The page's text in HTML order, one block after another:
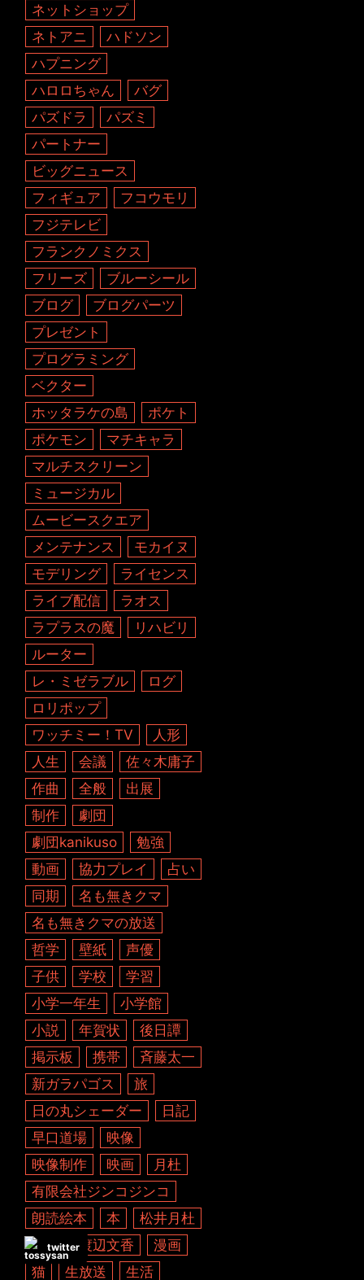
ネットショップ
ネトアニ
ハドソン
ハプニング
ハロロちゃん
バグ
パズドラ
パズミ
パートナー
ビッグニュース
フィギュア
フコウモリ
フジテレビ
フランクノミクス
フリーズ
ブルーシール
ブログ
ブログパーツ
プレゼント
プログラミング
ベクター
ホッタラケの島
ポケト
ポケモン
マチキャラ
マルチスクリーン
ミュージカル
ムービースクエア
メンテナンス
モカイヌ
モデリング
ライセンス
ライブ配信
ラオス
ラプラスの魔
リハビリ
ルーター
レ・ミゼラブル
ログ
ロリポップ
ワッチミー！TV
人形
人生
会議
佐々木庸子
作曲
全般
出展
制作
劇団
劇団kanikuso
勉強
動画
協力プレイ
占い
同期
名も無きクマ
名も無きクマの放送
哲学
壁紙
声優
子供
学校
学習
小学一年生
小学館
小説
年賀状
後日譚
掲示板
携帯
斉藤太一
新ガラパゴス
旅
日の丸シェーダー
日記
早口道場
映像
映像制作
映画
月杜
有限会社ジンコジンコ
朗読絵本
本
松井月杜
活動
渡辺文香
漫画
猫
生放送 生活
twitter